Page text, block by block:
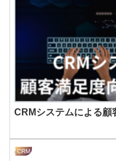
CRMシステムによる顧
CRM